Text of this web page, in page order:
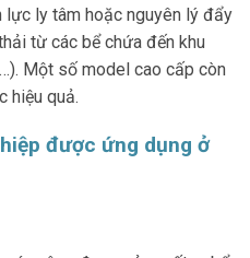
ly tâm hoặc nguyên lý đẩy
từ các bể chứa đến khu
Một số model cao cấp còn
hiệu quả.
được ứng dụng ở